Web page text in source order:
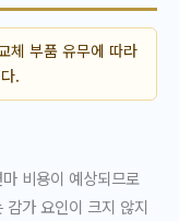
체 부품 유무에 따라
.
비용이 예상되므로
가 요인이 크지 않지